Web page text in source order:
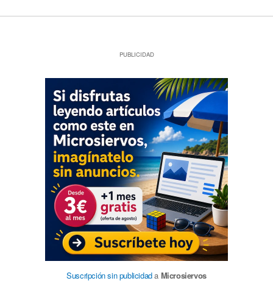
PUBLICIDAD
Suscripción sin publicidada Microsiervos